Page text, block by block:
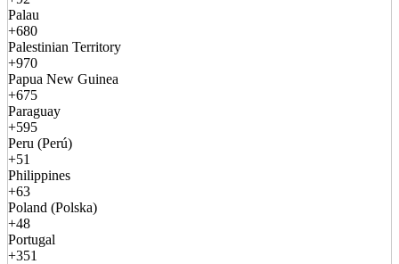
Palau
+680
Palestinian Territory
+970
Papua New Guinea
+675
Paraguay
+595
Peru (Perú)
+51
Philippines
+63
Poland (Polska)
+48
Portugal
+351